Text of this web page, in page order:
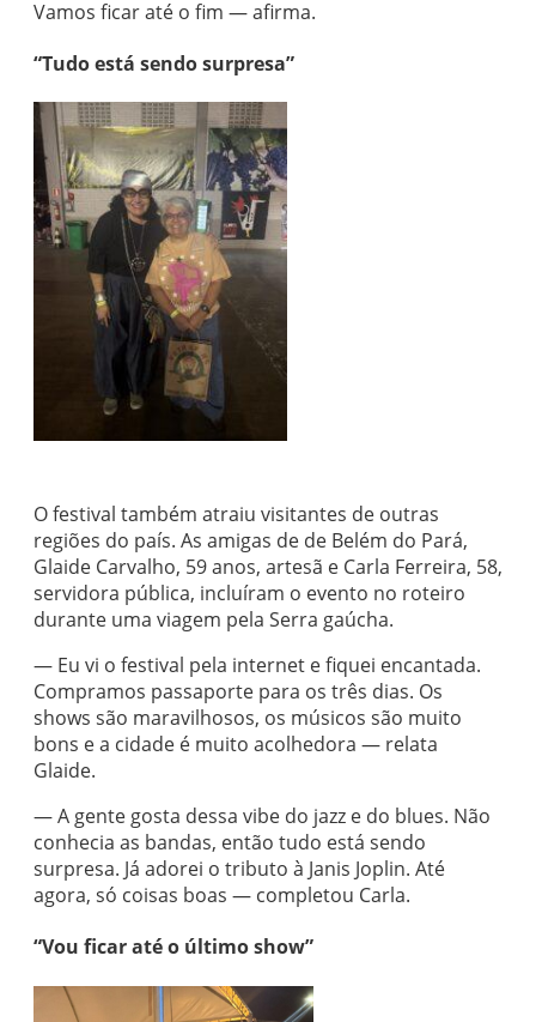
Vamos ficar até o fim — afirma.
“Tudo está sendo surpresa”
O festival também atraiu visitantes de outras
regiões do país. As amigas de de Belém do Pará,
Glaide Carvalho, 59 anos, artesã e Carla Ferreira, 58,
servidora pública, incluíram o evento no roteiro
durante uma viagem pela Serra gaúcha.
— Eu vi o festival pela internet e fiquei encantada.
Compramos passaporte para os três dias. Os
shows são maravilhosos, os músicos são muito
bons e a cidade é muito acolhedora — relata
Glaide.
— A gente gosta dessa vibe do jazz e do blues. Não
conhecia as bandas, então tudo está sendo
surpresa. Já adorei o tributo à Janis Joplin. Até
agora, só coisas boas — completou Carla.
“Vou ficar até o último show”